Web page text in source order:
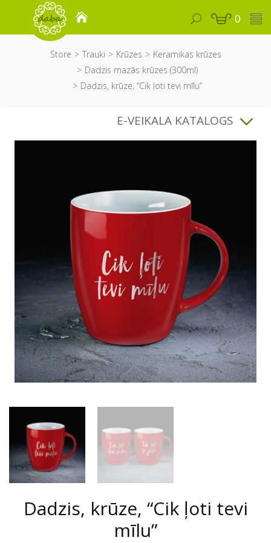
0
Store Trauki Krūzes
Keramikas krūzes
Dadzis mazās krūzes (300ml)
Dadzis, krūze, “Cik ļoti tevi mīlu”
E-VEIKALA KATALOGS
Dadzis, krūze, “Cik ļoti tevi
mīlu”